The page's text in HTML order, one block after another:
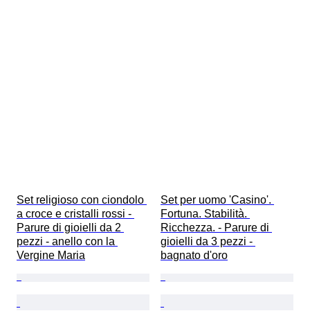
Set religioso con ciondolo
a croce e cristalli rossi -
Parure di gioielli da 2
pezzi - anello con la
Vergine Maria
Set per uomo 'Casino'.
Fortuna. Stabilità.
Ricchezza. - Parure di
gioielli da 3 pezzi -
bagnato d'oro